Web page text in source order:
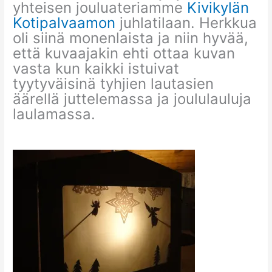
yhteisen jouluateriamme Kivikylän
Kotipalvaamon juhlatilaan. Herkkua
oli siinä monenlaista ja niin hyvää,
että kuvaajakin ehti ottaa kuvan
vasta kun kaikki istuivat
tyytyväisinä tyhjien lautasien
äärellä juttelemassa ja joululauluja
laulamassa.